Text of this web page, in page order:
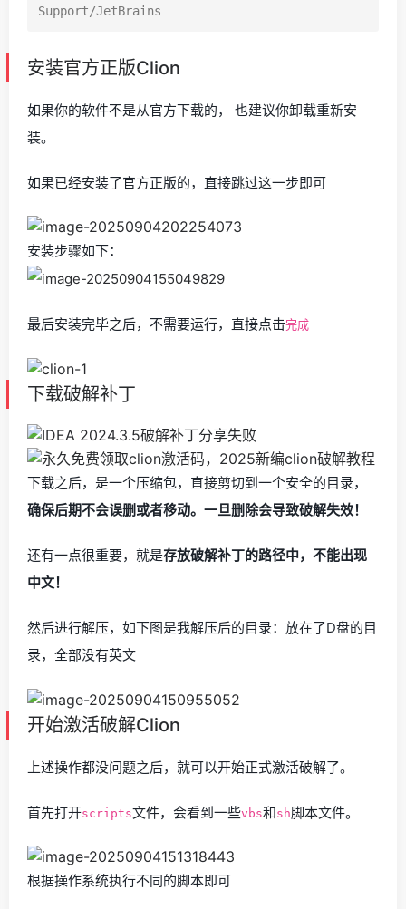
安装官方正版Clion
如果你的软件不是从官方下载的， 也建议你卸载重新安
装。
如果已经安装了官方正版的，直接跳过这一步即可
安装步骤如下：
最后安装完毕之后，不需要运行，直接点击完成
下载破解补丁
下载之后，是一个压缩包，直接剪切到一个安全的目录，
确保后期不会误删或者移动。一旦删除会导致破解失效！
还有一点很重要，就是存放破解补丁的路径中，不能出现
中文！
然后进行解压，如下图是我解压后的目录：放在了D盘的目
录，全部没有英文
开始激活破解Clion
上述操作都没问题之后，就可以开始正式激活破解了。
首先打开scripts文件，会看到一些vbs和sh脚本文件。
根据操作系统执行不同的脚本即可